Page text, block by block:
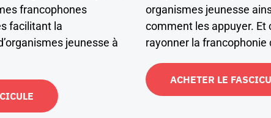
francophones
facilitant la
jeunesse à
organismes jeunesse
comment les appuyer. Et
rayonner la francophonie
ACHETER LE